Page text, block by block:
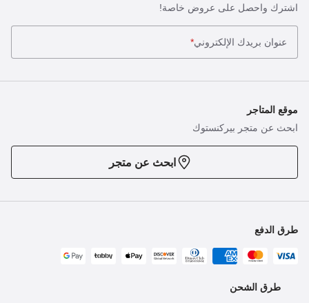
اشترك واحصل على عروض خاصة!
عنوان بريدك الإلكتروني*
موقع المتاجر
ابحث عن متجر بيركنستوك
ابحث عن متجر
طرق الدفع
طرق الشحن